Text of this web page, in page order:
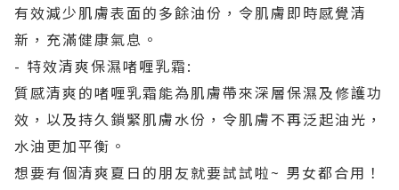
有效減少肌膚表面的多餘油份，令肌膚即時感覺清
新，充滿健康氣息。
- 特效清爽保濕啫喱乳霜:
質感清爽的啫喱乳霜能為肌膚帶來深層保濕及修護功
效，以及持久鎖緊肌膚水份，令肌膚不再泛起油光，
水油更加平衡。
想要有個清爽夏日的朋友就要試試啦~ 男女都合用！